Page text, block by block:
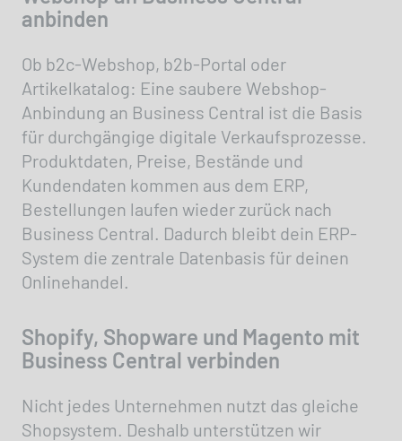
anbinden
Ob b2c-Webshop, b2b-Portal oder
Artikelkatalog: Eine saubere Webshop-
Anbindung an Business Central ist die Basis
für durchgängige digitale Verkaufsprozesse.
Produktdaten, Preise, Bestände und
Kundendaten kommen aus dem ERP,
Bestellungen laufen wieder zurück nach
Business Central. Dadurch bleibt dein ERP-
System die zentrale Datenbasis für deinen
Onlinehandel.
Shopify, Shopware und Magento mit
Business Central verbinden
Nicht jedes Unternehmen nutzt das gleiche
Shopsystem. Deshalb unterstützen wir